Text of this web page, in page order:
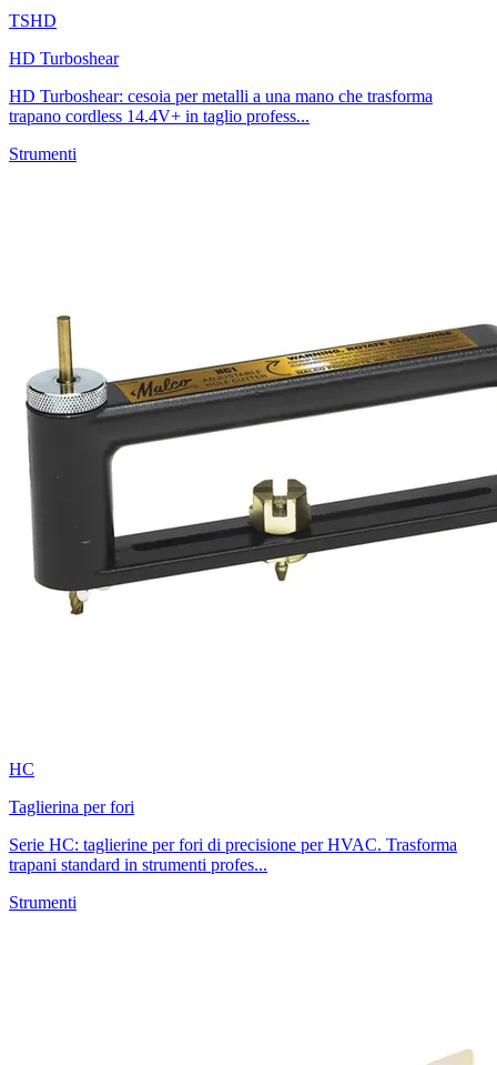
TSHD
HD Turboshear
HD Turboshear: cesoia per metalli a una mano che trasforma
trapano cordless 14.4V+ in taglio profess...
Strumenti
HC
Taglierina per fori
Serie HC: taglierine per fori di precisione per HVAC. Trasforma
trapani standard in strumenti profes...
Strumenti